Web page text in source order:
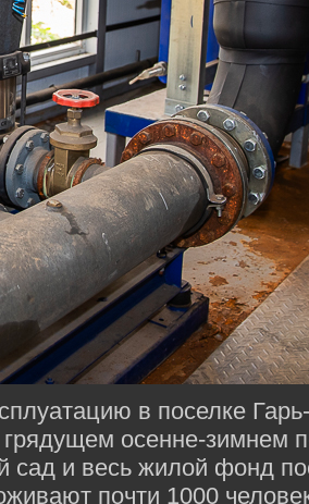
в поселке
осенне-зимнем
сад и весь жилой фонд
почти 1000